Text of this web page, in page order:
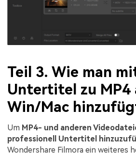
Teil 3. Wie man
Untertitel zu MP4
Win/Mac
Um MP4- und anderen
professionell Untertitel
Wondershare Filmora ein weiteres